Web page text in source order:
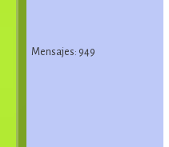
Mensajes: 949